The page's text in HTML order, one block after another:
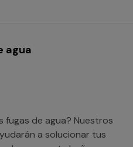
agua
fugas de agua? Nuestros
a solucionar tus